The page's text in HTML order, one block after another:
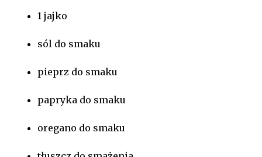
1 jajko
sól do smaku
pieprz do smaku
papryka do smaku
oregano do smaku